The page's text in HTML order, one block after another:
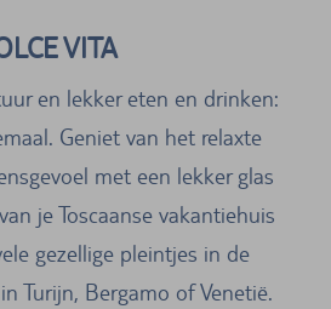
VITA
en lekker eten en drinken:
Geniet van het relaxte
met een lekker glas
je Toscaanse vakantiehuis
gezellige pleintjes in de
Turijn, Bergamo of Venetië.